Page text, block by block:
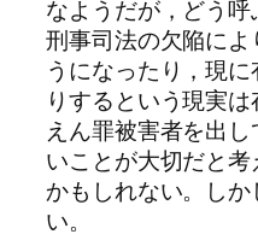
なようだが，どう
刑事司法の欠陥に
うになったり，現
りするという現実
えん罪被害者を出
いことが大切だと
かもしれない。し
い。